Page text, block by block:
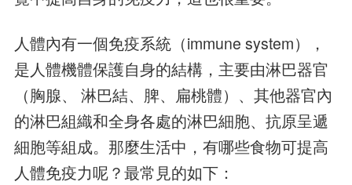
人體內有一個免疫系統（immune system），
是人體機體保護自身的結構，主要由淋巴器官
（胸腺、 淋巴結、脾、扁桃體）、其他器官內
的淋巴組織和全身各處的淋巴細胞、抗原呈遞
細胞等組成。那麼生活中，有哪些食物可提高
人體免疫力呢？最常見的如下：